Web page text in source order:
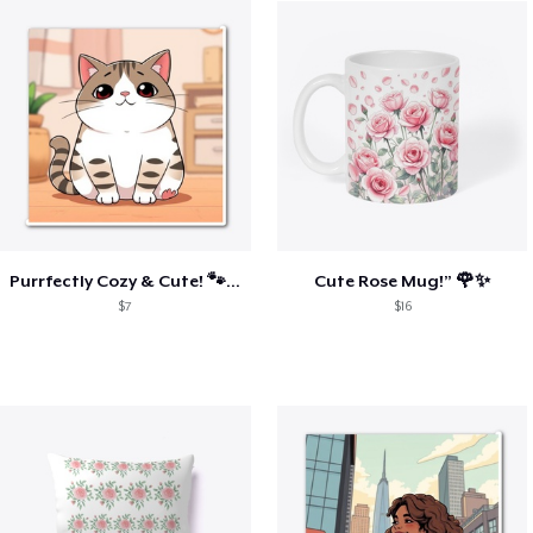
Purrfectly Cozy & Cute! 🐾☕
$7
Cute Rose Mug!” 🌹✨
$16